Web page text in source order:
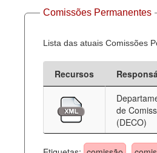
ContatoComissões Permanentes
Lista das atuais Comissões
Recursos
de
(DECO)